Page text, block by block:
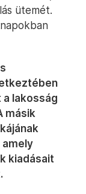
ütemét.
lakosság
másik
kiadásait